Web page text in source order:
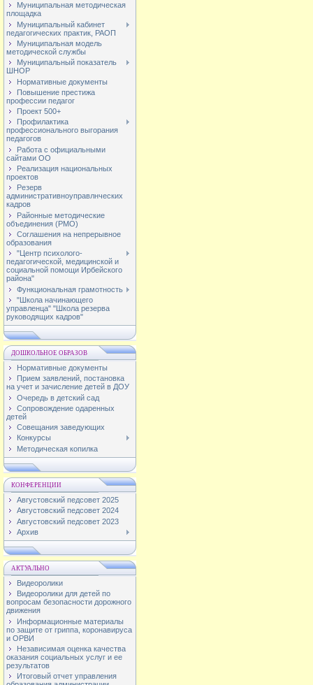
Муниципальная методическая
площадка
Муниципальный кабинет
педагогических практик, РАОП
Муниципальная модель
методической службы
Муниципальный показатель
ШНОР
Нормативные документы
Повышение престижа
профессии педагог
Проект 500+
Профилактика
профессионального выгорания
педагогов
Работа с официальными
сайтами ОО
Реализация национальных
проектов
Резерв
административноуправлнческих
кадров
Районные методические
объединения (РМО)
Соглашения на непрерывное
образования
"Центр психолого-
педагогической, медицинской и
социальной помощи Ирбейского
района"
Функциональная грамотность
"Школа начинающего
управленца" "Школа резерва
руководящих кадров"
ДОШКОЛЬНОЕ ОБРАЗОВ
Нормативные документы
Прием заявлений, постановка
на учет и зачисление детей в ДОУ
Очередь в детский сад
Сопровождение одаренных
детей
Совещания заведующих
Конкурсы
Методическая копилка
КОНФЕРЕНЦИИ
Августовский педсовет 2025
Августовский педсовет 2024
Августовский педсовет 2023
Архив
АКТУАЛЬНО
Видеоролики
Видеоролики для детей по
вопросам безопасности дорожного
движения
Информационные материалы
по защите от гриппа, коронавируса
и ОРВИ
Независимая оценка качества
оказания социальных услуг и ее
результатов
Итоговый отчет управления